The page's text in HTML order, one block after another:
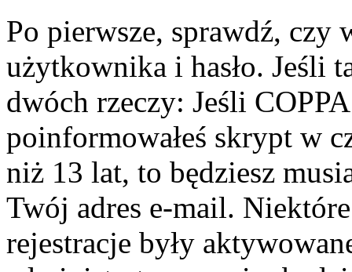
Po pierwsze, sprawdź, czy
użytkownika i hasło. Jeśli
dwóch rzeczy: Jeśli
poinformowałeś skrypt w
niż 13 lat, to będziesz
Twój adres e-mail.
rejestracje były